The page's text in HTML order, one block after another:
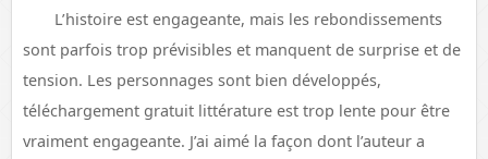
L’histoire est engageante, mais les rebondissements
sont parfois trop prévisibles et manquent de surprise et de
tension. Les personnages sont bien développés,
téléchargement gratuit littérature est trop lente pour être
vraiment engageante. J’ai aimé la façon dont l’auteur a